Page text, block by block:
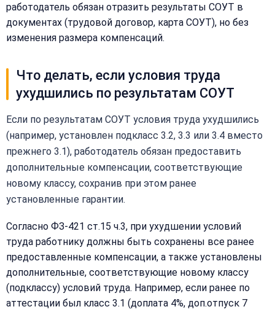
работодатель обязан отразить результаты СОУТ в
документах (трудовой договор, карта СОУТ), но без
изменения размера компенсаций.
Что делать, если условия труда
ухудшились по результатам СОУТ
Если по результатам СОУТ условия труда ухудшились
(например, установлен подкласс 3.2, 3.3 или 3.4 вместо
прежнего 3.1), работодатель обязан предоставить
дополнительные компенсации, соответствующие
новому классу, сохранив при этом ранее
установленные гарантии.
Согласно ФЗ-421 ст.15 ч.3, при ухудшении условий
труда работнику должны быть сохранены все ранее
предоставленные компенсации, а также установлены
дополнительные, соответствующие новому классу
(подклассу) условий труда. Например, если ранее по
аттестации был класс 3.1 (доплата 4%, доп.отпуск 7
нам:
+7
(499)
995-